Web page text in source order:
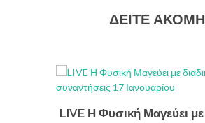
ΔΕΙΤΕ ΑΚΟΜΗ
LIVE Η Φυσική Μαγεύει με